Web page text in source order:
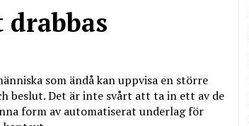
drabbas
som ändå kan uppvisa en större
beslut. Det är inte svårt att ta in ett av de
form av automatiserat underlag för